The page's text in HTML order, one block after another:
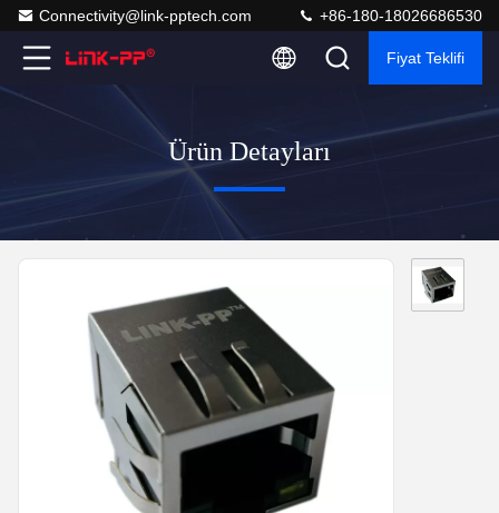
Connectivity@link-pptech.com +86-180-18026686530
Fiyat Teklifi
Ürün Detayları